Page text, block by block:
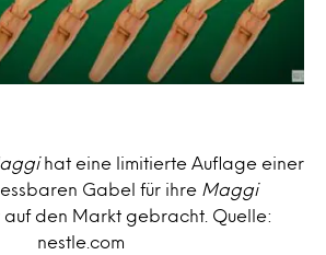
hat eine limitierte Auflage einer
Gabel für ihre Maggi
den Markt gebracht. Quelle:
nestle.com